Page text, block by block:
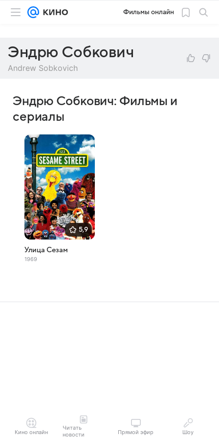
Фильмы онлайн
Эндрю Собкович
Andrew Sobkovich
Эндрю Собкович: Фильмы и
сериалы
5,9
Улица Сезам
1969
Кино онлайн
Читать
новости
Прямой эфир Шоу